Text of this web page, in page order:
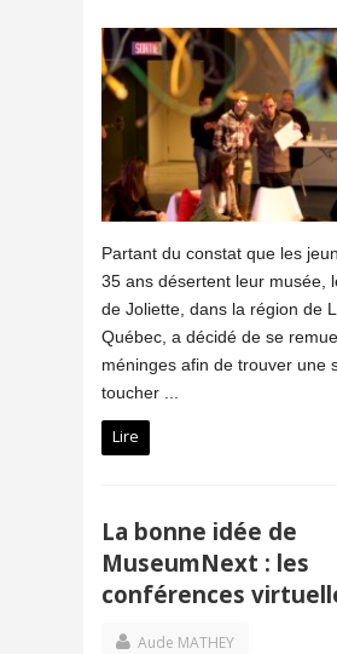
Partant du constat que les
35 ans désertent leur musée,
de Joliette, dans la région de
Québec, a décidé de se
méninges afin de trouver une
toucher ...
Lire
La bonne idée de
MuseumNext : les
conférences
Aude MATHEY